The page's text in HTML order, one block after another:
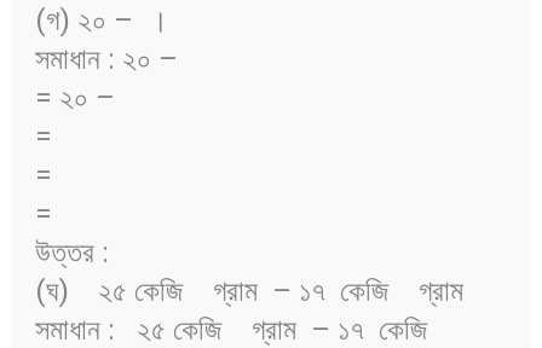
(গ) ২০ –
।
সমাধান : ২০ –
= ২০ –
=
=
=
উত্তর :
(ঘ) ২৫ কেজি
গ্রাম – ১৭ কেজি
গ্রাম
সমাধান : ২৫ কেজি
গ্রাম – ১৭ কেজি